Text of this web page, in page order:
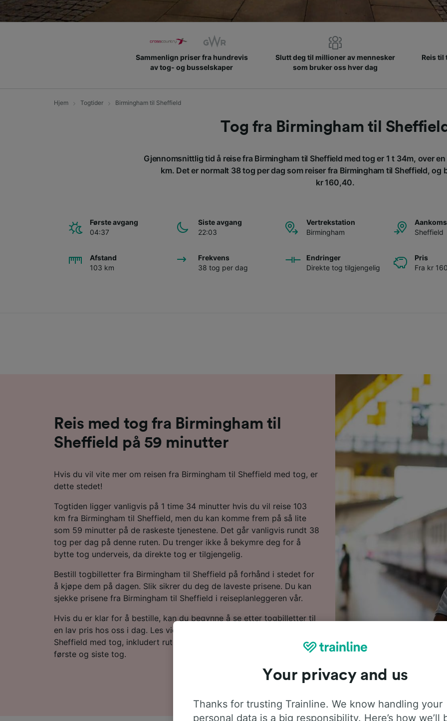
Sammenlign priser fra hundrevis
av tog- og busselskaper
Slutt deg til millioner av mennesker
som bruker oss hver dag
Reis til
Hjem Togtider Birmingham til Sheffield
Tog fra Birmingham til
Gjennomsnittlig tid å reise fra Birmingham til Sheffield med tog er 1 t 34m, over
km. Det er normalt 38 tog per dag som reiser fra Birmingham til Sheffield, og
kr 160,40.
Første avgang
04:37
Siste avgang
22:03
Vertrekstation
Birmingham
Sheffield
Afstand
103 km
Frekvens
38 tog per dag
Endringer
Direkte tog tilgjengelig
Pris
Fra kr
Reis med tog fra Birmingham til
Sheffield på 59 minutter
Hvis du vil vite mer om reisen fra Birmingham til Sheffield med tog, er
dette stedet!
Togtiden ligger vanligvis på 1 time 34 minutter hvis du vil reise 103
km fra Birmingham til Sheffield, men du kan komme frem på så lite
som 59 minutter på de raskeste tjenestene. Det går vanligvis rundt 38
tog per dag på denne ruten. Du trenger ikke å bekymre deg for å
bytte tog underveis, da direkte tog er tilgjengelig.
Bestill togbilletter fra Birmingham til Sheffield på forhånd i stedet for
å kjøpe dem på dagen. Slik sikrer du deg de laveste prisene. Du kan
sjekke prisene fra Birmingham til Sheffield i reiseplanleggeren vår.
Hvis du er klar for å bestille, kan du begynne å se etter togbilletter til
en lav pris hos oss i dag. Les videre for mer informasjon om reisen til
Sheffield med tog, inkludert rutetabellen vår, hvor du kan se dagens
første og siste tog.
Your privacy and us
Thanks for trusting Trainline. We know handling your
personal data is a big responsibility. Here’s how we’ll